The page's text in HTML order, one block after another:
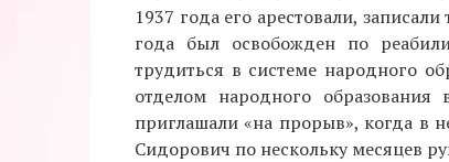
1937 года его арестовали,
года был освобожден по
трудиться в системе народного
отделом народного
приглашали «на прорыв», когда в
Сидорович по нескольку месяцев